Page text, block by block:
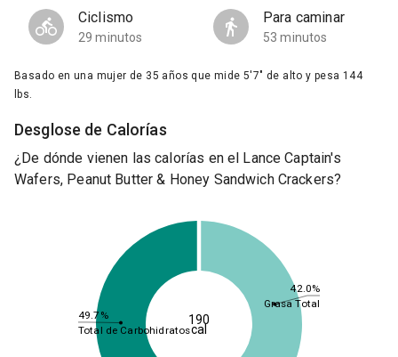
Ciclismo
29 minutos
Para caminar
53 minutos
Basado en una mujer de 35 años que mide 5'7" de alto y pesa 144
lbs.
Desglose de Calorías
¿De dónde vienen las calorías en el Lance Captain's
Wafers, Peanut Butter & Honey Sandwich Crackers?
42.0%
49.7%
Grasa Total
Total de Carbohidratos
190
cal